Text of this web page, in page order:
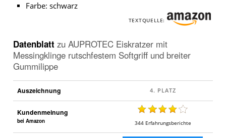
Farbe: schwarz
TEXTQUELLE:
Datenblatt zu AUPROTEC Eiskratzer mit
Messingklinge rutschfestem Softgriff und breiter
Gummilippe
Auszeichnung
Kundenmeinung
bei Amazon 344 Erfahrungsberichte